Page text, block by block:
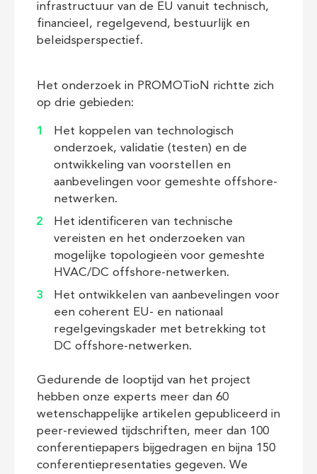
infrastructuur van de EU vanuit technisch,
financieel, regelgevend, bestuurlijk en
beleidsperspectief.
Het onderzoek in PROMOTioN richtte zich
op drie gebieden:
Het koppelen van technologisch
onderzoek, validatie (testen) en de
ontwikkeling van voorstellen en
aanbevelingen voor gemeshte offshore-
netwerken.
Het identificeren van technische
vereisten en het onderzoeken van
mogelijke topologieën voor gemeshte
HVAC/DC offshore-netwerken.
Het ontwikkelen van aanbevelingen voor
een coherent EU- en nationaal
regelgevingskader met betrekking tot
DC offshore-netwerken.
Gedurende de looptijd van het project
hebben onze experts meer dan 60
wetenschappelijke artikelen gepubliceerd in
peer-reviewed tijdschriften, meer dan 100
conferentiepapers bijgedragen en bijna 150
conferentiepresentaties gegeven. We